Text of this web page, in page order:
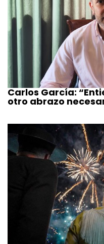
Carlos García:
otro abrazo